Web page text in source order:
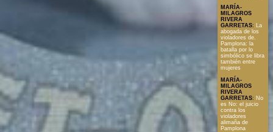
MARÍA-
MILAGROS
RIVERA
GARRETAS: La
abogada de los
violadores de.
Pamplona: la
batalla por lo
simbólico se libra
también entre
mujeres
MARÍA-
MILAGROS
RIVERA
GARRETAS: No
es No: el juicio
contra los
violadores
alimaña de
Pamplona